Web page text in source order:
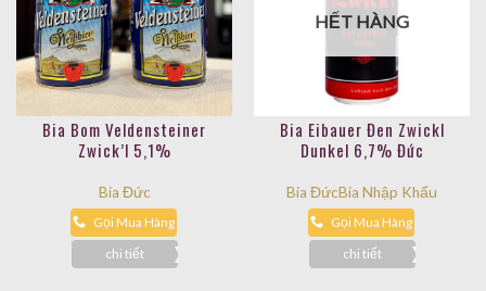
Bia Bom Veldensteiner
Zwick’l 5,1%
Bia Đức
Gọi Mua Hàng
chi tiết
HẾT HÀNG
Bia Eibauer Đen Zwickl
Dunkel 6,7% Đức
Bia ĐứcBia Nhập Khẩu
Gọi Mua Hàng
chi tiết